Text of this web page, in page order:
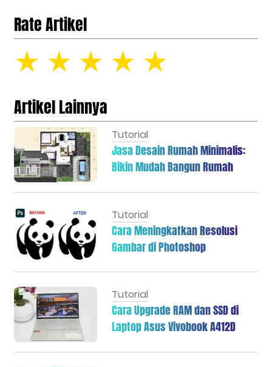
Rate Artikel
☆
☆
☆
☆
☆
Artikel Lainnya
Tutorial
Jasa Desain Rumah Minimalis:
Bikin Mudah Bangun Rumah
Tutorial
Cara Meningkatkan Resolusi
Gambar di Photoshop
Tutorial
Cara Upgrade RAM dan SSD di
Laptop Asus Vivobook A412D